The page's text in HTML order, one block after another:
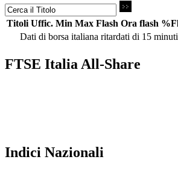
Titoli Uffic. Min Max Flash Ora flash
Dati di borsa italiana ritardati di 15 minuti
FTSE Italia All-Share
Indici Nazionali